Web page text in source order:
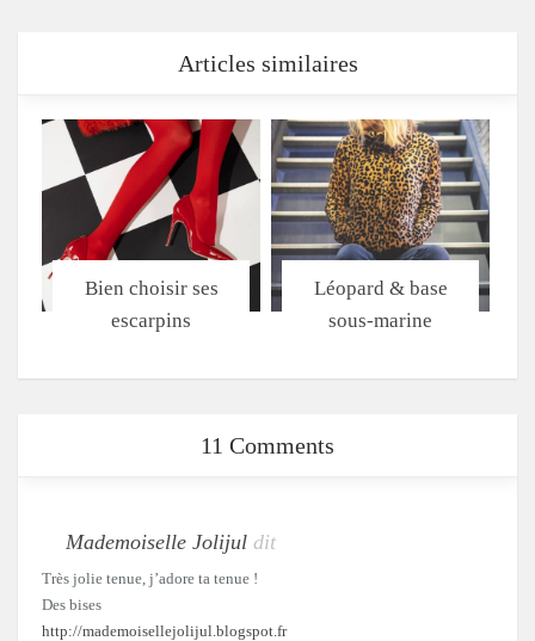
Articles similaires
Bien choisir ses
escarpins
Léopard & base
sous-marine
11 Comments
Mademoiselle Jolijul dit
Très jolie tenue, j’adore ta tenue !
Des bises
http://mademoisellejolijul.blogspot.fr